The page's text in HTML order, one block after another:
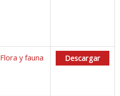
Flora y fauna Descargar